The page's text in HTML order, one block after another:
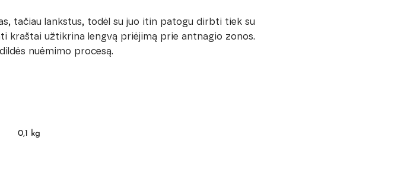
tačiau lankstus, todėl su juo itin patogu dirbti tiek su
kraštai užtikrina lengvą priėjimą prie antnagio zonos.
nuėmimo procesą.
0,1 kg